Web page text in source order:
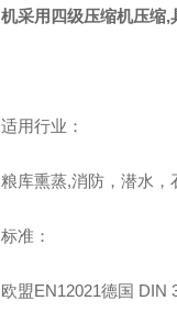
机采用四级压缩机压缩,
适用行业：
粮库熏蒸,消防，潜水，
标准：
欧盟EN12021德国 DIN